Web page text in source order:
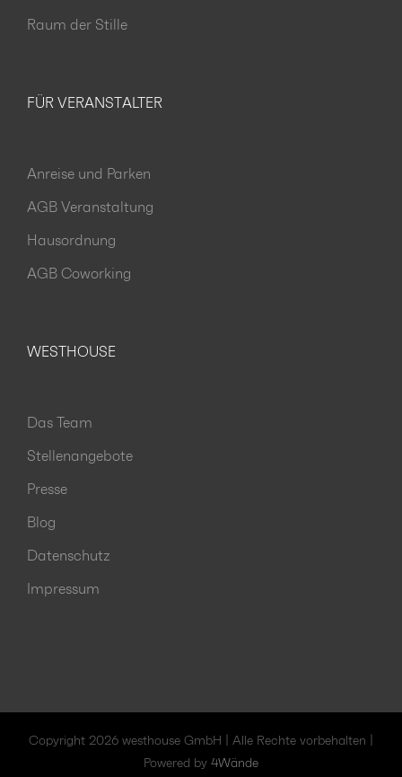
Raum der Stille
FÜR VERANSTALTER
Anreise und Parken
AGB Veranstaltung
Hausordnung
AGB Coworking
WESTHOUSE
Das Team
Stellenangebote
Presse
Blog
Datenschutz
Impressum
Copyright 2026 westhouse GmbH | Alle Rechte vorbehalten |
Powered by 4Wände